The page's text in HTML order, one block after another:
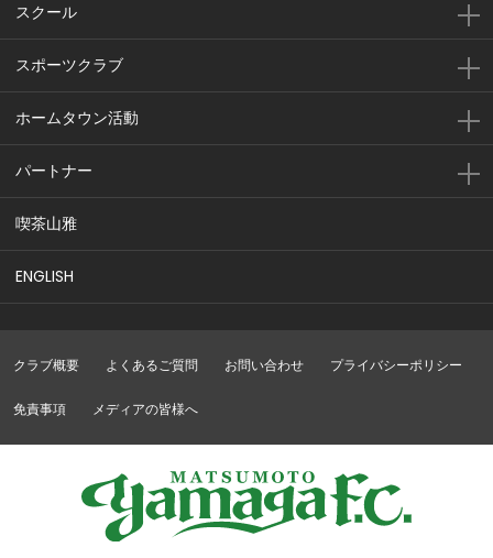
スクール
スポーツクラブ
ホームタウン活動
パートナー
喫茶山雅
ENGLISH
クラブ概要 よくあるご質問 お問い合わせ プライバシーポリシー
免責事項 メディアの皆様へ